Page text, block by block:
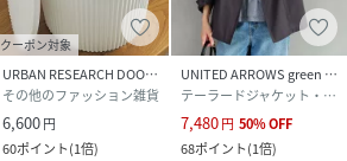
クーポン対象
URBAN RESEARCH DOORS
その他のファッション雑貨
6,600円
60ポイント(1倍)
UNITED ARROWS green label relaxing
テーラードジャケット・ブレザー
7,480円 50%OFF
68ポイント(1倍)